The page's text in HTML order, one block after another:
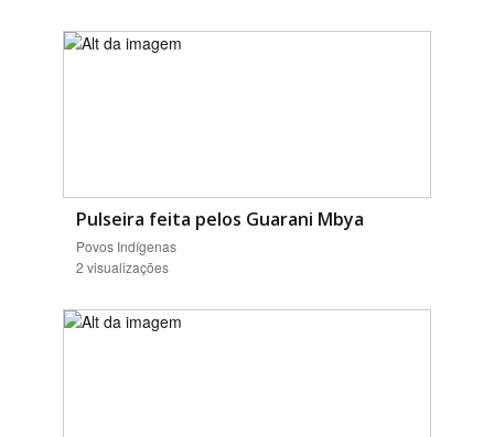
Pulseira feita pelos Guarani Mbya
Povos Indígenas
2 visualizações